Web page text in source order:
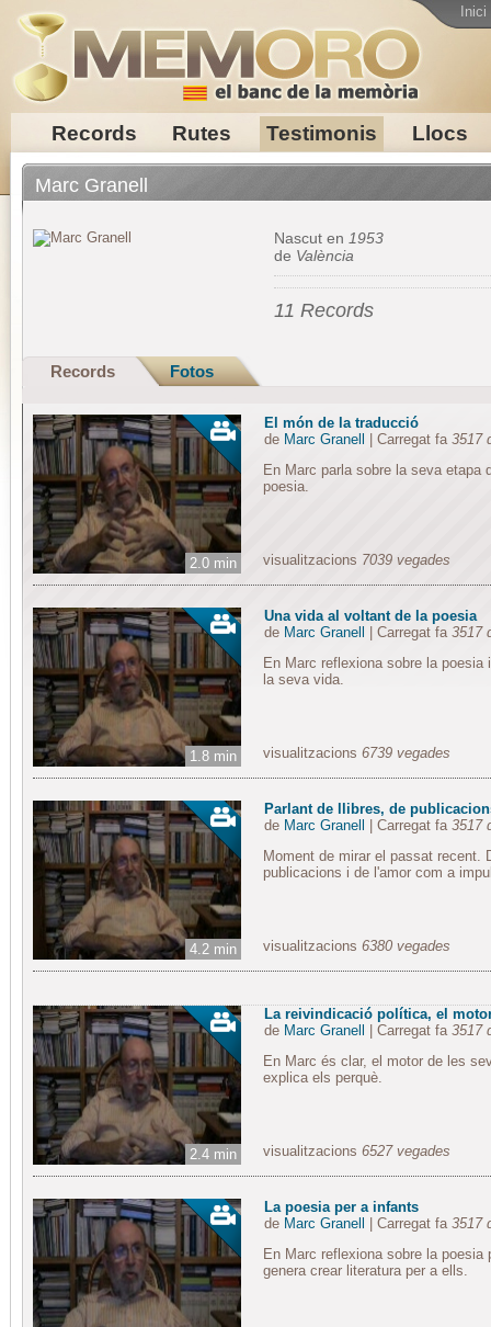
Records Rutes Testimonis Llocs
Inici
Marc Granell
Nascut en 1953
de València
11 Records
Records Fotos
2.0 min
El món de la traducció
de Marc Granell | Carregat fa 3517
En Marc parla sobre la seva
poesia.
visualitzacions 7039 vegades
1.8 min
Una vida al voltant de la poesia
de Marc Granell | Carregat fa 3517
En Marc reflexiona sobre la
la seva vida.
visualitzacions 6739 vegades
4.2 min
Parlant de llibres, de
de Marc Granell | Carregat fa 3517
Moment de mirar el passat recent.
publicacions i de l'amor com a
visualitzacions 6380 vegades
2.4 min
La reivindicació política, el
de Marc Granell | Carregat fa 3517
En Marc és clar, el motor de les
explica els perquè.
visualitzacions 6527 vegades
La poesia per a infants
de Marc Granell | Carregat fa 3517
En Marc reflexiona sobre la
genera crear literatura per a ells.